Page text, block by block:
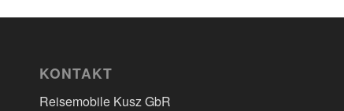
KONTAKT
Reisemobile Kusz GbR